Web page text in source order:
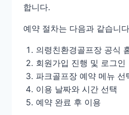
합니다.
예약 절차는 다음과 같습니
의령친환경골프장 공식
회원가입 진행 및 로그인
파크골프장 예약 메뉴 선
이용 날짜와 시간 선택
예약 완료 후 이용